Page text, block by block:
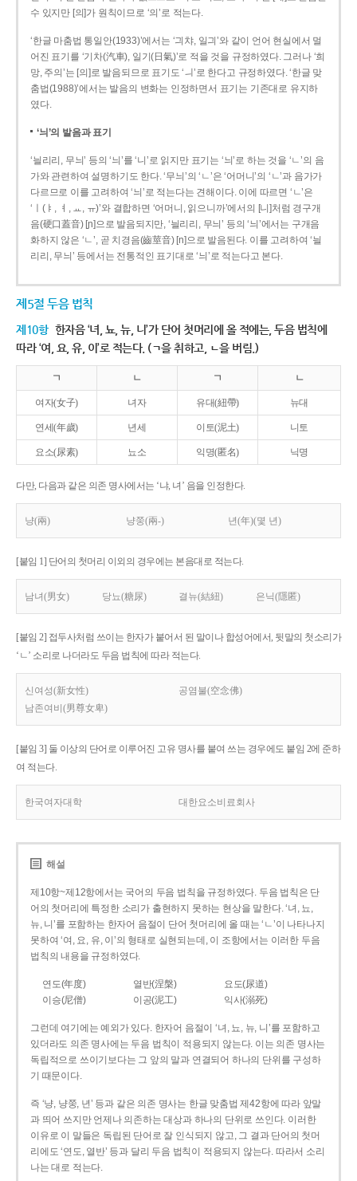
수 있지만 [의]가 원칙이므로 ‘의’로 적는다.
‘한글 마춤법 통일안(1933)’에서는 ‘긔챠, 일긔’와 같이 언어 현실에서 멀
어진 표기를 ‘기차(汽車), 일기(日氣)’로 적을 것을 규정하였다. 그러나 ‘희
망, 주의’는 [의]로 발음되므로 표기도 ‘ㅢ’로 한다고 규정하였다. ‘한글 맞
춤법(1988)’에서는 발음의 변화는 인정하면서 표기는 기존대로 유지하
였다.
‘늬’의 발음과 표기
‘늴리리, 무늬’ 등의 ‘늬’를 ‘니’로 읽지만 표기는 ‘늬’로 하는 것을 ‘ㄴ’의 음
가와 관련하여 설명하기도 한다. ‘무늬’의 ‘ㄴ’은 ‘어머니’의 ‘ㄴ’과 음가가
다르므로 이를 고려하여 ‘늬’로 적는다는 견해이다. 이에 따르면 ‘ㄴ’은
‘ㅣ(ㅑ, ㅕ, ㅛ, ㅠ)’와 결합하면 ‘어머니, 읽으니까’에서의 [니]처럼 경구개
음(硬口蓋音) [ɲ]으로 발음되지만, ‘늴리리, 무늬’ 등의 ‘늬’에서는 구개음
화하지 않은 ‘ㄴ’, 곧 치경음(齒莖音) [n]으로 발음된다. 이를 고려하여 ‘늴
리리, 무늬’ 등에서는 전통적인 표기대로 ‘늬’로 적는다고 본다.
제5절 두음 법칙
제10항 한자음 ‘녀, 뇨, 뉴, 니’가 단어 첫머리에 올 적에는, 두음 법칙에
따라 ‘여, 요, 유, 이’로 적는다. (ㄱ을 취하고, ㄴ을 버림.)
ㄱ ㄴ ㄱ ㄴ
여자(女子) 녀자 유대(紐帶) 뉴대
연세(年歲) 년세 이토(泥土) 니토
요소(尿素) 뇨소 익명(匿名) 닉명
다만, 다음과 같은 의존 명사에서는 ‘냐, 녀’ 음을 인정한다.
냥(兩) 냥쭝(兩-) 년(年)(몇 년)
[붙임 1] 단어의 첫머리 이외의 경우에는 본음대로 적는다.
남녀(男女) 당뇨(糖尿) 결뉴(結紐) 은닉(隱匿)
[붙임 2] 접두사처럼 쓰이는 한자가 붙어서 된 말이나 합성어에서, 뒷말의 첫소리가
‘ㄴ’ 소리로 나더라도 두음 법칙에 따라 적는다.
신여성(新女性)
공염불(空念佛)
남존여비(男尊女卑)
[붙임 3] 둘 이상의 단어로 이루어진 고유 명사를 붙여 쓰는 경우에도 붙임 2에 준하
여 적는다.
한국여자대학 대한요소비료회사
해설
제10항~제12항에서는 국어의 두음 법칙을 규정하였다. 두음 법칙은 단
어의 첫머리에 특정한 소리가 출현하지 못하는 현상을 말한다. ‘녀, 뇨,
뉴, 니’를 포함하는 한자어 음절이 단어 첫머리에 올 때는 ‘ㄴ’이 나타나지
못하여 ‘여, 요, 유, 이’의 형태로 실현되는데, 이 조항에서는 이러한 두음
법칙의 내용을 규정하였다.
연도(年度) 열반(涅槃)
요도(尿道)
이승(尼僧)
이공(泥工) 익사(溺死)
그런데 여기에는 예외가 있다. 한자어 음절이 ‘녀, 뇨, 뉴, 니’를 포함하고
있더라도 의존 명사에는 두음 법칙이 적용되지 않는다. 이는 의존 명사는
독립적으로 쓰이기보다는 그 앞의 말과 연결되어 하나의 단위를 구성하
기 때문이다.
즉 ‘냥, 냥쭝, 년’ 등과 같은 의존 명사는 한글 맞춤법 제42항에 따라 앞말
과 띄어 쓰지만 언제나 의존하는 대상과 하나의 단위로 쓰인다. 이러한
이유로 이 말들은 독립된 단어로 잘 인식되지 않고, 그 결과 단어의 첫머
리에도 ‘연도, 열반’ 등과 달리 두음 법칙이 적용되지 않는다. 따라서 소리
나는 대로 적는다.